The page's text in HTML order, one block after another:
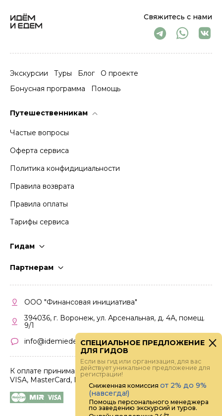
Свяжитесь с нами
Экскурсии Туры Блог
О проекте
Бонусная программа
Помощь
Путешественникам
Частые вопросы
Оферта сервиса
Политика конфидициальности
Правила возврата
Правила оплаты
Тарифы сервиса
Гидам
Партнерам
Кабинет партнера
Правила участия
ООО "Финансовая инициатива"
394036, г. Воронеж, ул. Арсенальная, д. 4А, помещ.
9/1
info@idemiedem.ru
К оплате принимаются карты
VISA, MasterCard, МИР
СПЕЦИАЛЬНОЕ ПРЕДЛОЖЕНИЕ
ДЛЯ ГИДОВ
Если вы гид или организация, для вас
действует уникальное предложение для
регистрации!
Сниженная комиссия от 2% до 9%
(навсегда!)
Помощь персонального менеджера
по заведению экскурсий и туров.